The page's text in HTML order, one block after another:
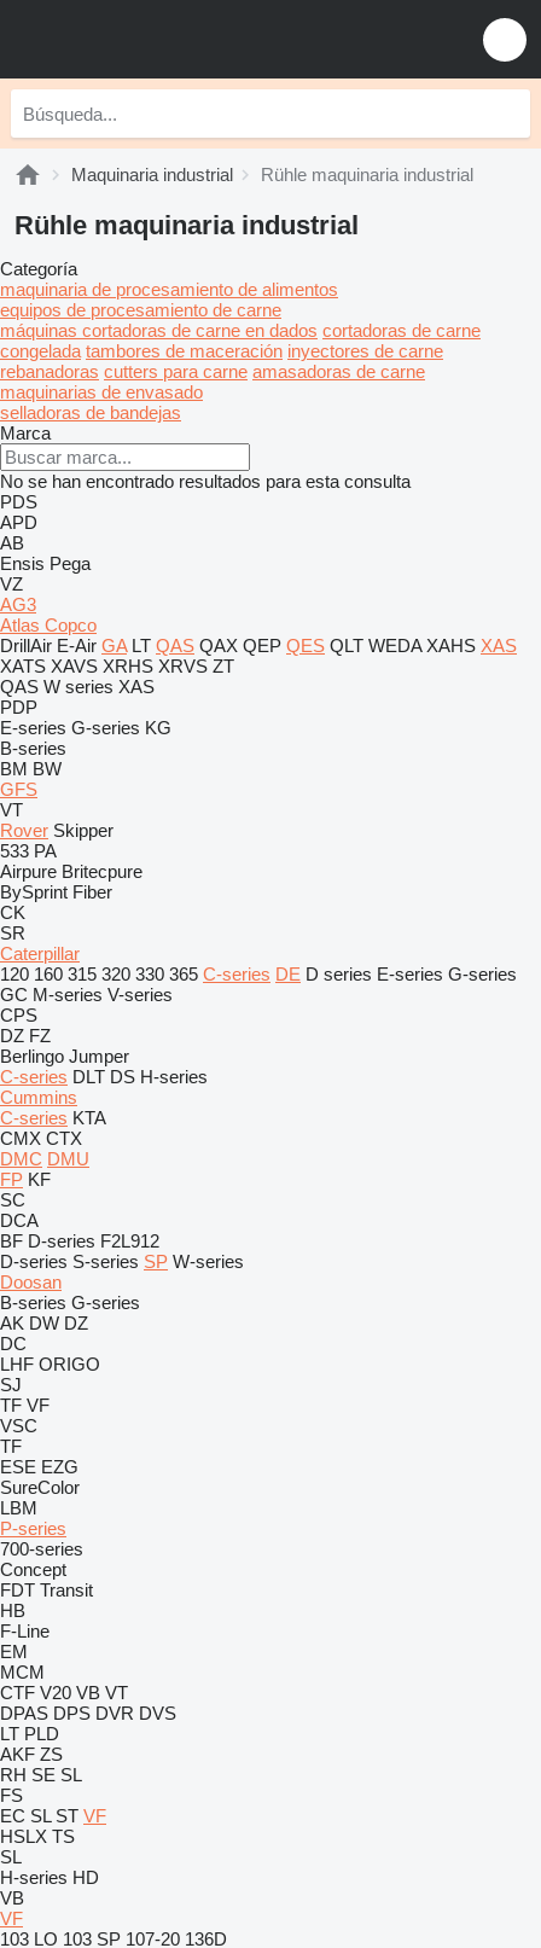
Maquinaria industrial Rühle maquinaria industrial
Rühle maquinaria industrial
Categoría
maquinaria de procesamiento de alimentos
equipos de procesamiento de carne
máquinas cortadoras de carne en dados cortadoras de carne
congelada tambores de maceración inyectores de carne
rebanadoras cutters para carne amasadoras de carne
maquinarias de envasado
selladoras de bandejas
Marca
No se han encontrado resultados para esta consulta
PDS
APD
AB
Ensis Pega
VZ
AG3
Atlas Copco
DrillAir E-Air GA LT QAS QAX QEP QES QLT WEDA XAHS XAS
XATS XAVS XRHS XRVS ZT
QAS W series XAS
PDP
E-series G-series KG
B-series
BM BW
GFS
VT
Rover Skipper
533 PA
Airpure Britecpure
BySprint Fiber
CK
SR
Caterpillar
120 160 315 320 330 365 C-series DE D series E-series G-series
GC M-series V-series
CPS
DZ FZ
Berlingo Jumper
C-series DLT DS H-series
Cummins
C-series KTA
CMX CTX
DMC DMU
FP KF
SC
DCA
BF D-series F2L912
D-series S-series SP W-series
Doosan
B-series G-series
AK DW DZ
DC
LHF ORIGO
SJ
TF VF
VSC
TF
ESE EZG
SureColor
LBM
P-series
700-series
Concept
FDT Transit
HB
F-Line
EM
MCM
CTF V20 VB VT
DPAS DPS DVR DVS
LT PLD
AKF ZS
RH SE SL
FS
EC SL ST VF
HSLX TS
SL
H-series HD
VB
VF
103 LO 103 SP 107-20 136D